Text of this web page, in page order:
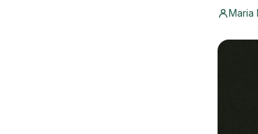
Maria